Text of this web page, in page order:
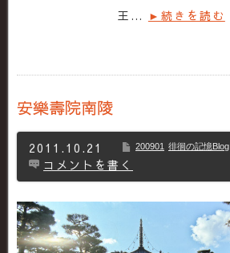
王… ►続きを読む
安樂壽院南陵
2011.10.21 200901 徘徊の記憶Blog
コメントを書く